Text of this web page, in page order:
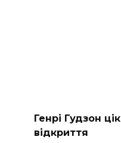
Генрі Гудзон
відкриття